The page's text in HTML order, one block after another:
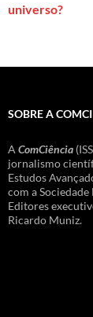
universo?
SOBRE A
A ComCiência
jornalismo
Estudos
com a
Editores
Ricardo Muniz.